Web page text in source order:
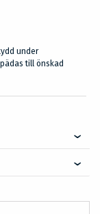
under
till önskad